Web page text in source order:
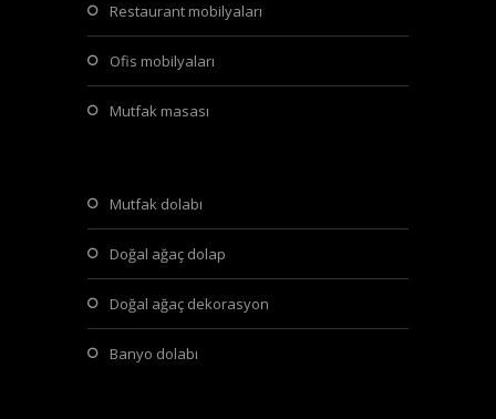
restaurant mobilyaları
ofis mobilyaları
mutfak masası
mutfak dolabı
doğal ağaç dolap
doğal ağaç dekorasyon
banyo dolabı